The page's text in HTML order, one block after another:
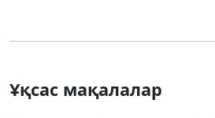
Ұқсас мақалалар